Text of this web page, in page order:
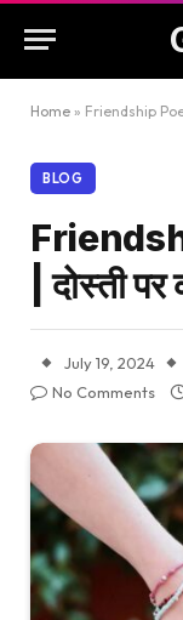
Home » Friendship
BLOG
| दोस्ती
July 19, 2024
No Comments